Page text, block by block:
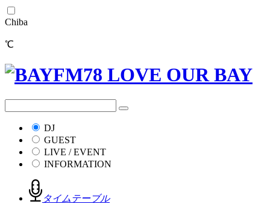
Chiba
℃
DJ
GUEST
LIVE / EVENT
INFORMATION
タイムテーブル